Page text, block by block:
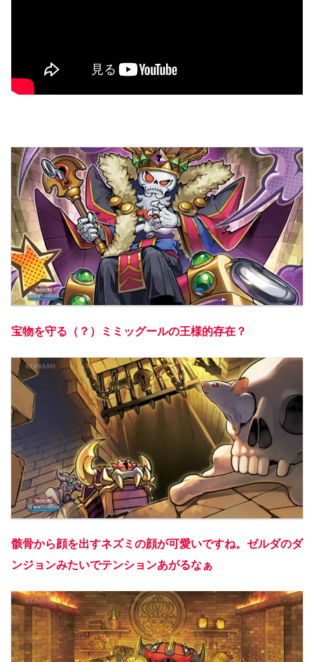
宝物を守る（？）ミミッグールの王様的存在？
骸骨から顔を出すネズミの顔が可愛いですね。ゼルダのダ
ンジョンみたいでテンションあがるなぁ